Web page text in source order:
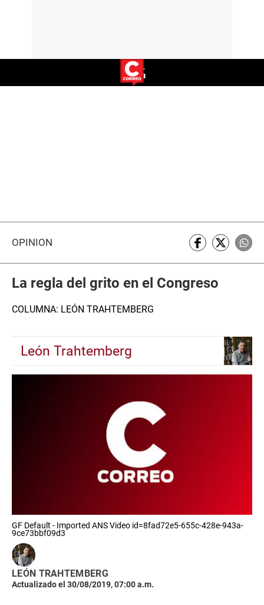
OPINIÓN
La regla del grito en el Congreso
COLUMNA: LEÓN TRAHTEMBERG
León Trahtemberg
GF Default - Imported ANS Video id=8fad72e5-655c-428e-943a-
9ce73bbf09d3
LEÓN TRAHTEMBERG
Actualizado el 30/08/2019, 07:00 a.m.